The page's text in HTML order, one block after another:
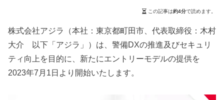
この記事は約4分で読めます。
株式会社アジラ（本社：東京都町田市、代表取締役：木村
大介 以下「アジラ」）は、警備DXの推進及びセキュリ
ティ向上を目的に、新たにエントリーモデルの提供を
2023年7月1日より開始いたします。